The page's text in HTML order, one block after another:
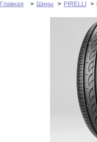
Главная > Шины > PIRELLI >